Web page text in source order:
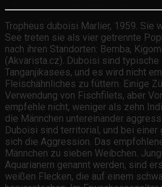
Tropheus duboisi Marlier, 1959. Sie
See treten sie als vier getrennte
nach ihren Standorten: Bemba,
(Akvarista.cz). Duboisi sind
Tanganjikasees, und es wird nicht
Fleischähnliches zu füttern. Einige
Verwendung von Fischfilets, aber
empfehle nicht, weniger als zehn
die Männchen untereinander
Duboisi sind territorial, und bei
sich die Aggression. Das
Männchen zu sieben Weibchen.
Aquarianern genannt werden, sind
weißen Flecken, die auf einem